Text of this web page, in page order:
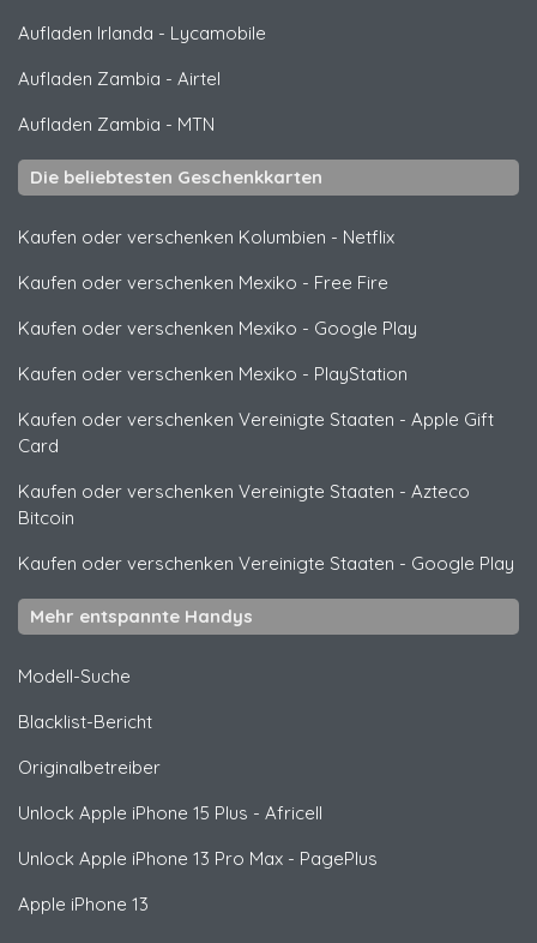
Aufladen Irlanda - Lycamobile
Aufladen Zambia - Airtel
Aufladen Zambia - MTN
Die beliebtesten Geschenkkarten
Kaufen oder verschenken Kolumbien - Netflix
Kaufen oder verschenken Mexiko - Free Fire
Kaufen oder verschenken Mexiko - Google Play
Kaufen oder verschenken Mexiko - PlayStation
Kaufen oder verschenken Vereinigte Staaten - Apple Gift
Card
Kaufen oder verschenken Vereinigte Staaten - Azteco
Bitcoin
Kaufen oder verschenken Vereinigte Staaten - Google Play
Mehr entspannte Handys
Modell-Suche
Blacklist-Bericht
Originalbetreiber
Unlock Apple iPhone 15 Plus - Africell
Unlock Apple iPhone 13 Pro Max - PagePlus
Apple iPhone 13